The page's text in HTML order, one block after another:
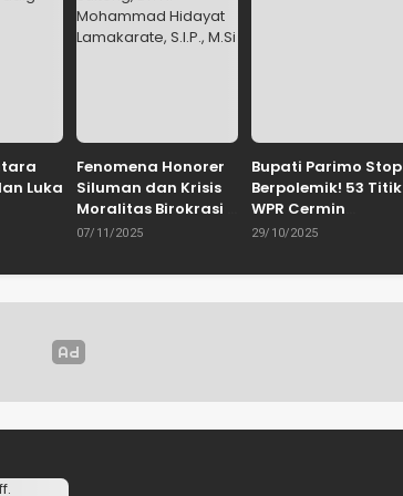
Luka
Fenomena Honorer
Siluman dan Krisis
Moralitas Birokrasi
Oleh: Dr. H.
Hidayat
07/11/2025
Bupati Parimo Stop
Berpolemik! 53 Titik
WPR Cermin
Retaknya Tata
Pemerintahan
29/10/2025